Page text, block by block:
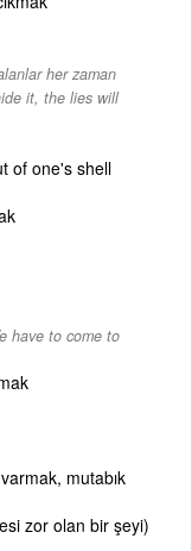
her zaman
it, the lies will
of one's shell
have to come to
mutabık
zor olan bir şeyi)